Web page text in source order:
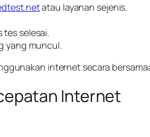
atau layanan sejenis.
selesai.
yang muncul.
internet secara
Internet